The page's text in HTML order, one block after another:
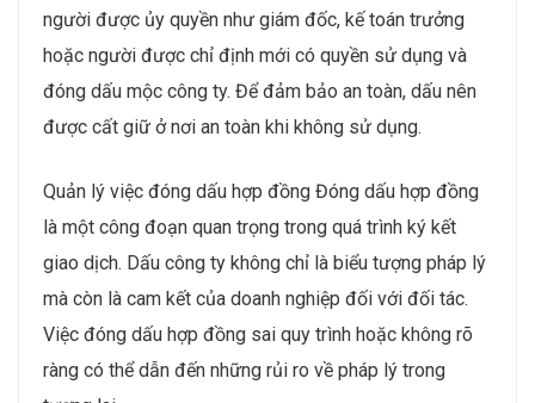
người được ủy quyền như giám đốc, kế toán trưởng
hoặc người được chỉ định mới có quyền sử dụng và
đóng dấu mộc công ty. Để đảm bảo an toàn, dấu nên
được cất giữ ở nơi an toàn khi không sử dụng.
Quản lý việc đóng dấu hợp đồng Đóng dấu hợp đồng
là một công đoạn quan trọng trong quá trình ký kết
giao dịch. Dấu công ty không chỉ là biểu tượng pháp lý
mà còn là cam kết của doanh nghiệp đối với đối tác.
Việc đóng dấu hợp đồng sai quy trình hoặc không rõ
ràng có thể dẫn đến những rủi ro về pháp lý trong